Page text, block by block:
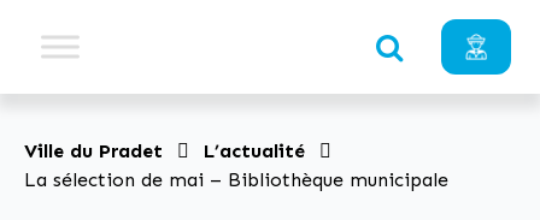
Ville du Pradet
L’actualité
La sélection de mai – Bibliothèque municipale